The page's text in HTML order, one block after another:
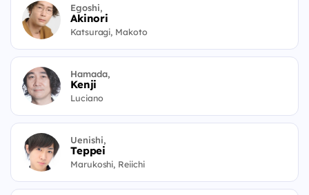
Egoshi,
Akinori
Katsuragi, Makoto
Hamada,
Kenji
Luciano
Uenishi,
Teppei
Marukoshi, Reiichi